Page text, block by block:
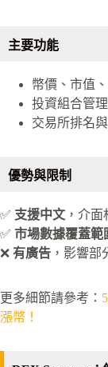
主要功能
幣價、市值
投資組合管
交易所排名
優勢與限制
✅ 支援中文 ，介
✅ 市場數據覆蓋範
❌ 有廣告 ，影響部
更多細節請參考：
漲幣！